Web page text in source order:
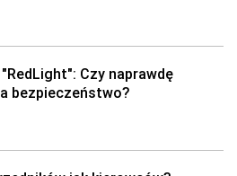
Czy naprawdę
bezpieczeństwo?